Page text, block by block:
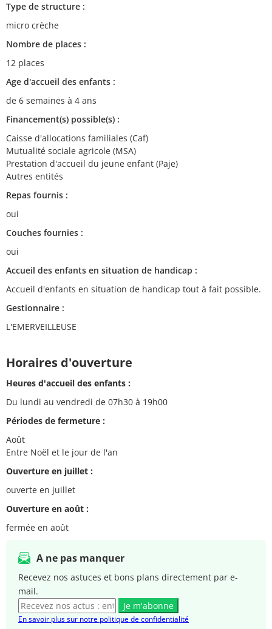
Type de structure :
micro crèche
Nombre de places :
12 places
Age d'accueil des enfants :
de 6 semaines à 4 ans
Financement(s) possible(s) :
Caisse d'allocations familiales (Caf)
Mutualité sociale agricole (MSA)
Prestation d'accueil du jeune enfant (Paje)
Autres entités
Repas fournis :
oui
Couches fournies :
oui
Accueil des enfants en situation de handicap :
Accueil d'enfants en situation de handicap tout à fait possible.
Gestionnaire :
L'EMERVEILLEUSE
Horaires d'ouverture
Heures d'accueil des enfants :
Du lundi au vendredi de 07h30 à 19h00
Périodes de fermeture :
Août
Entre Noël et le jour de l'an
Ouverture en juillet :
ouverte en juillet
Ouverture en août :
fermée en août
A ne pas manquer
Recevez nos astuces et bons plans directement par e-
mail.
Je m'abonne
En savoir plus sur notre politique de confidentialité